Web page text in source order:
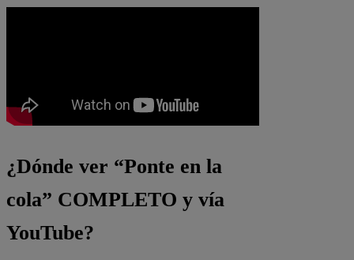
¿Dónde ver “Ponte en la
cola” COMPLETO y vía
YouTube?